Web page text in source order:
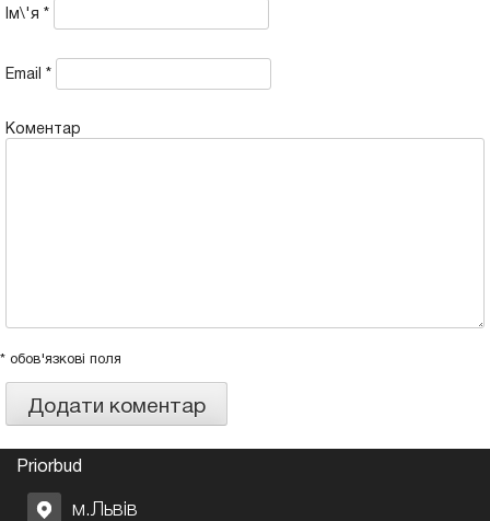
Ім\'я *
Email *
Коментар
* обов'язкові поля
Priorbud
м.Львів